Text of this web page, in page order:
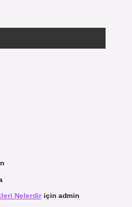
Nelerdiriçin admin